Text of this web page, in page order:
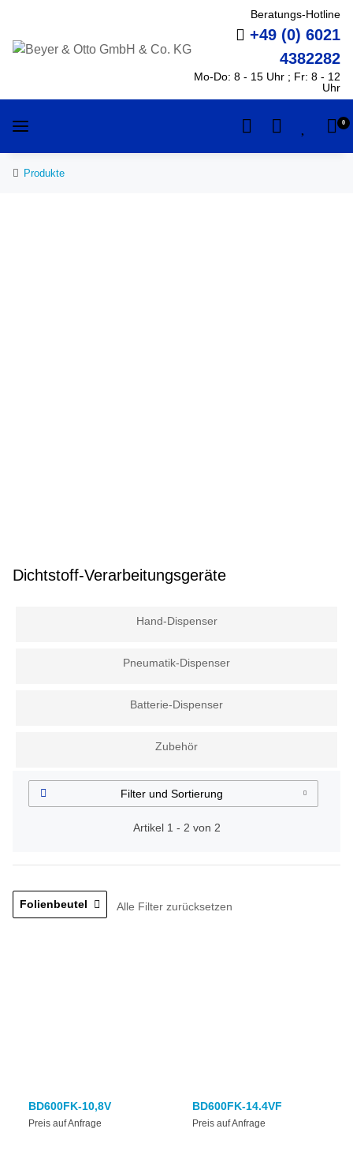
Beratungs-Hotline
+49 (0) 6021
4382282
Mo-Do: 8 - 15 Uhr ; Fr: 8 - 12
Uhr
0
Produkte
Dichtstoff-Verarbeitungsgeräte
Hand-Dispenser
Pneumatik-Dispenser
Batterie-Dispenser
Zubehör
Filter und Sortierung
Artikel 1 - 2 von 2
Folienbeutel Alle Filter zurücksetzen
BD600FK-10,8V
Preis auf Anfrage
BD600FK-14.4VF
Preis auf Anfrage